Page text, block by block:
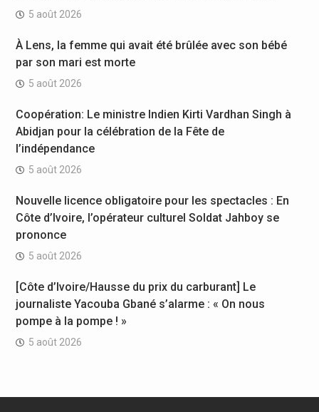
5 août 2026
À Lens, la femme qui avait été brûlée avec son bébé
par son mari est morte
5 août 2026
Coopération: Le ministre Indien Kirti Vardhan Singh à
Abidjan pour la célébration de la Fête de
l’indépendance
5 août 2026
Nouvelle licence obligatoire pour les spectacles : En
Côte d’Ivoire, l’opérateur culturel Soldat Jahboy se
prononce
5 août 2026
[Côte d’Ivoire/Hausse du prix du carburant] Le
journaliste Yacouba Gbané s’alarme : « On nous
pompe à la pompe ! »
5 août 2026